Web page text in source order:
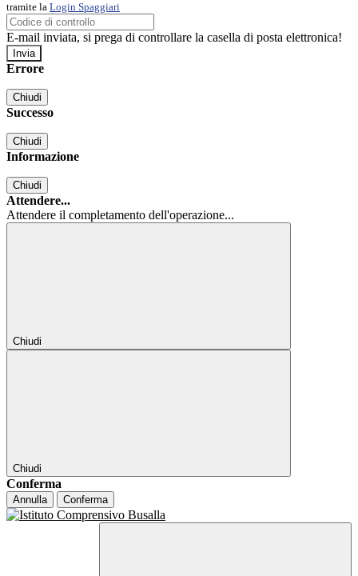
tramite la Login Spaggiari
E-mail inviata, si prega di controllare la casella di posta elettronica!
Errore
Chiudi
Successo
Chiudi
Informazione
Chiudi
Attendere...
Attendere il completamento dell'operazione...
Chiudi
Chiudi
Conferma
Annulla Conferma